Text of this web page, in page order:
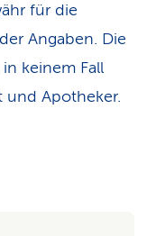
für die
Angaben. Die
keinem Fall
und Apotheker.